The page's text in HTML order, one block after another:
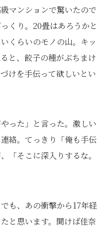
マンションで驚いたので
くり。20畳はあろうかと
くらいのモノの山。キッ
と、餃子の種がぶちまけ
けを手伝って欲しいとい
った」と言った。激しい
絡。てっきり「俺も手伝
「そこに深入りするな。
も、あの衝撃から17年経
と思います。聞けば佳奈